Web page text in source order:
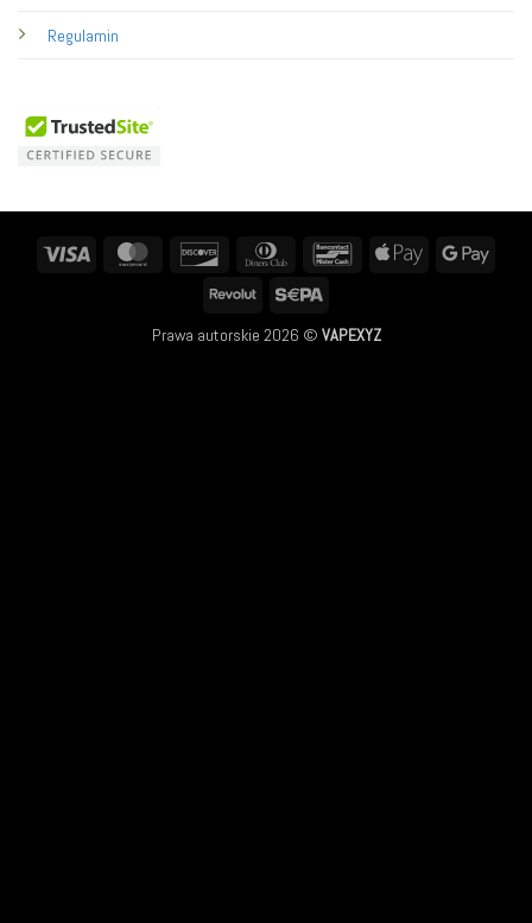
Regulamin
MasterCard Discover
Dinners
BancontactApple
Revolut
Prawa autorskie 2026 © VAPEXYZ